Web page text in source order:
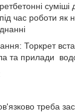
суміші
час роботи як
Торкрет
та прилади
треба